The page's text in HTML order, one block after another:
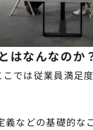
はなんなのか
では従業員満足
義などの基礎的な